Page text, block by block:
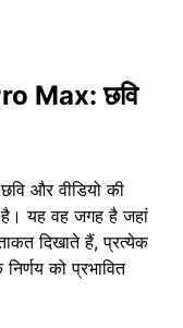
Max: छवि
और वीडियो की
है। यह वह जगह है जहां
दिखाते हैं, प्रत्येक
को प्रभावित